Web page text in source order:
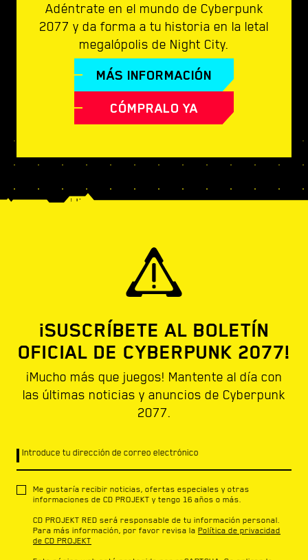
Adéntrate en el mundo de Cyberpunk
2077 y da forma a tu historia en la letal
megalópolis de Night City.
MÁS INFORMACIÓN
CÓMPRALO YA
¡SUSCRÍBETE AL BOLETÍN
OFICIAL DE CYBERPUNK 2077!
¡Mucho más que juegos! Mantente al día con
las últimas noticias y anuncios de Cyberpunk
2077.
Introduce tu dirección de correo electrónico
Me gustaría recibir noticias, ofertas especiales y otras
informaciones de CD PROJEKT y tengo 16 años o más.
CD PROJEKT RED será responsable de tu información personal.
Para más información, por favor revisa la Política de privacidad
de CD PROJEKT